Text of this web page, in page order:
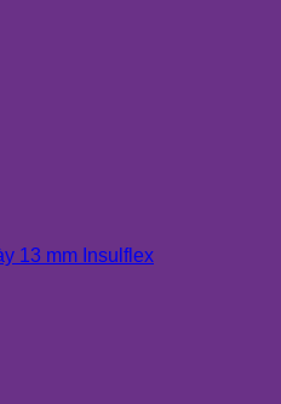
13 mm Insulflex